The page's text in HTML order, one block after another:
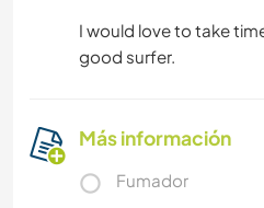
I would love to take
good surfer.
Más información
Fumador